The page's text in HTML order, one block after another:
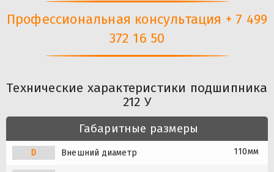
Профессиональная консультация + 7 499
372 16 50
Технические характеристики подшипника
212 У
Габаритные размеры
D Внешний диаметр 110мм